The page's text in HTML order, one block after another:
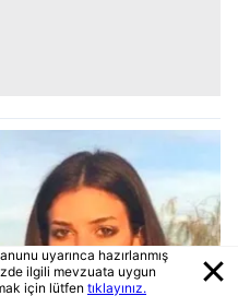
uyarınca hazırlanmış
ilgili mevzuata uygun
için lütfen tıklayınız.